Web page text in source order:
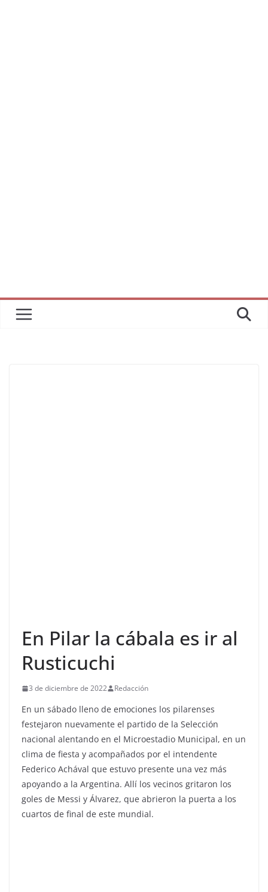
En Pilar la cábala es ir al
Rusticuchi
3 de diciembre de 2022 Redacción
En un sábado lleno de emociones los pilarenses
festejaron nuevamente el partido de la Selección
nacional alentando en el Microestadio Municipal, en un
clima de fiesta y acompañados por el intendente
Federico Achával que estuvo presente una vez más
apoyando a la Argentina. Allí los vecinos gritaron los
goles de Messi y Álvarez, que abrieron la puerta a los
cuartos de final de este mundial.